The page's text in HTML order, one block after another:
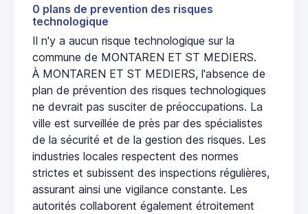
0 plans de prevention des risques
technologique
Il n'y a aucun risque technologique sur la
commune de MONTAREN ET ST MEDIERS.
À MONTAREN ET ST MEDIERS, l'absence de
plan de prévention des risques technologiques
ne devrait pas susciter de préoccupations. La
ville est surveillée de près par des spécialistes
de la sécurité et de la gestion des risques. Les
industries locales respectent des normes
strictes et subissent des inspections régulières,
assurant ainsi une vigilance constante. Les
autorités collaborent également étroitement